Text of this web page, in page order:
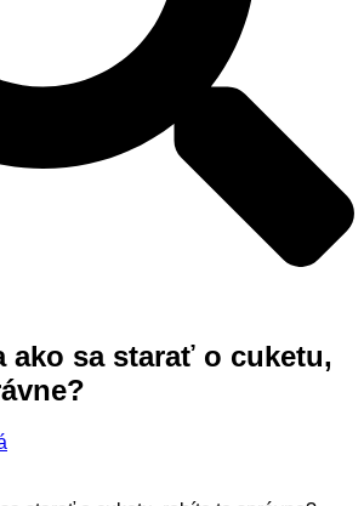
ako sa starať o cuketu,